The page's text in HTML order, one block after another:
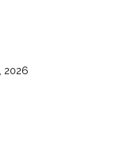
2026